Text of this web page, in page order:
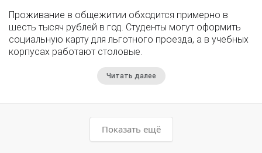
Проживание в общежитии обходится примерно в
шесть тысяч рублей в год. Студенты могут оформить
социальную карту для льготного проезда, а в учебных
корпусах работают столовые.
Читать далее
Показать ещё